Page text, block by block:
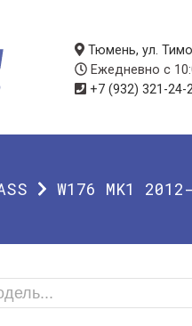
Тюмень, ул.
Ежедневно с
+7 (932) 321-24-
W176 MK1